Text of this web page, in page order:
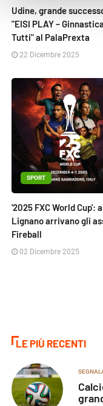
Udine, grande
"EISI PLAY –
Tutti" al PalaPrexta
22 Dicembre 2025
SPORT
'2025 FXC World Cup': a
Lignano arrivano gli
Fireball
02 Dicembre 2025
LE PIÙ RECENTI